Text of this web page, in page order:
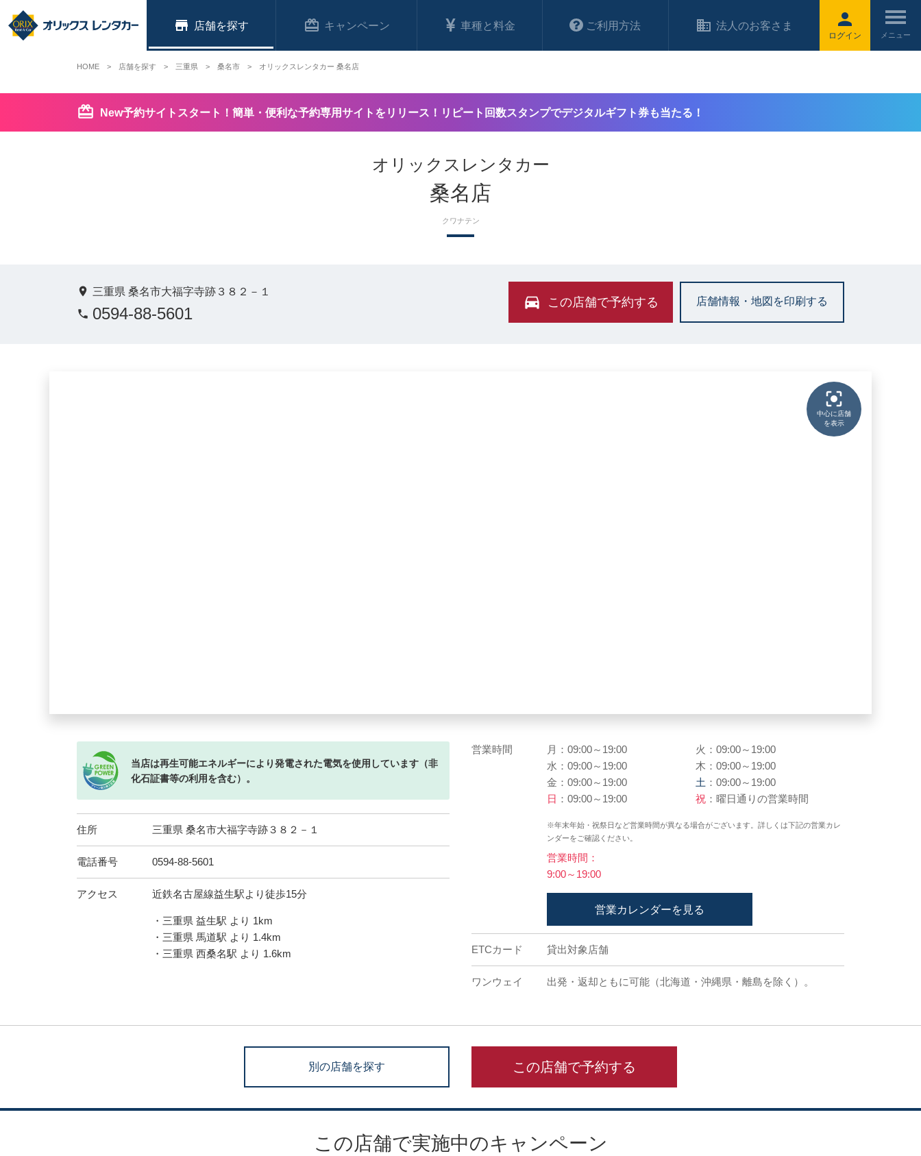
ログイン
店舗 キャンペーン 車種と料金 ご利用方法 法人のお客さま
New予約サイトスタート！簡単・便利な予約専用サイトをリリース！リピート回数スタンプでデジタルギフト券も当たる！
オリックスレンタカー
桑名店
クワナテン
三重県 桑名市大福字寺跡３８２－１
0594-88-5601
この店舗で予約する 店舗情報・地図を印刷する
中心に店舗
を表示
当店は再生可能エネルギーにより発電された電気を使用しています（非
化石証書等の利用を含む）。
住所 三重県 桑名市大福字寺跡３８２－１
電話番号 0594-88-5601
アクセス 近鉄名古屋線益生駅より徒歩15分
・三重県 益生駅 より 1km
・三重県 馬道駅 より 1.4km
・三重県 西桑名駅 より 1.6km
営業時間 月：09:00～19:00
火：09:00～19:00
水：09:00～19:00
木：09:00～19:00
金：09:00～19:00
土 ：09:00～19:00
日 ：09:00～19:00 祝 ：曜日通りの営業時間
※年末年始・祝祭日など営業時間が異なる場合がございます。詳しくは下記の営業カレ
ンダーをご確認ください。
営業時間：
9:00～19:00
営業カレンダーを見る
ETCカード 貸出対象店舗
ワンウェイ 出発・返却ともに可能（北海道・沖縄県・離島を除く）。
別の店舗を探す この店舗で予約する
この店舗で実施中のキャンペーン
HOME 店舗を探す 三重県 桑名市 オリックスレンタカー 桑名店